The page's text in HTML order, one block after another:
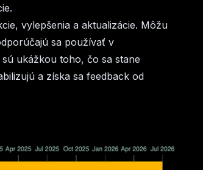
vylepšenia a aktualizácie. Môžu
sa používať v
ukážkou toho, čo sa stane
a získa sa feedback od